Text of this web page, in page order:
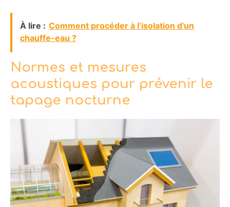
À lire : Comment procéder à l’isolation d’un
chauffe-eau ?
Normes et mesures
acoustiques pour prévenir le
tapage nocturne